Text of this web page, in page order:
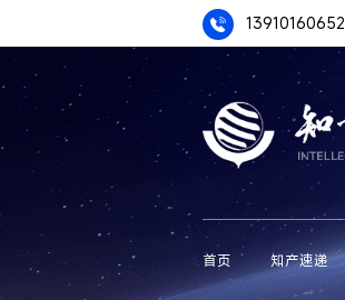
13910160652
首页 知产速递